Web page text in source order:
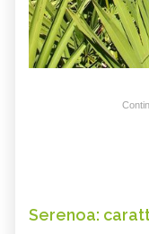
Serenoa: